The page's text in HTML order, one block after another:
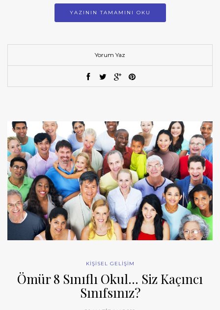
YAZININ TAMAMINI OKU
Yorum Yaz
KİŞİSEL GELİŞİM
Ömür 8 Sınıflı Okul… Siz Kaçıncı
Sınıfsınız?